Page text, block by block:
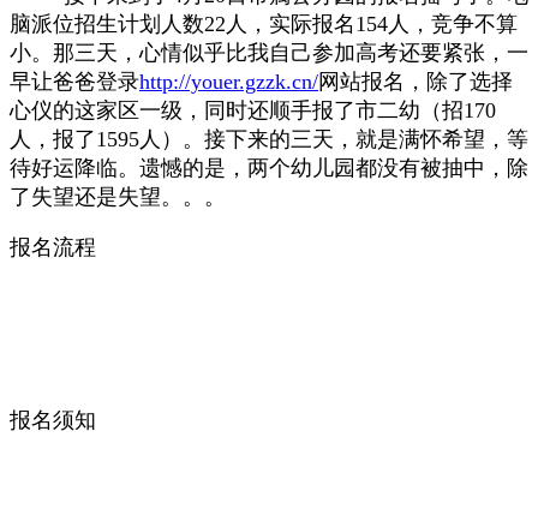
脑派位招生计划人数22人，实际报名 154人，竞争不算
小。那三天，心情似乎比我自己参加高考还要紧张，一
早让爸爸登录http://youer.gzzk.cn/网站报名，除了选择
心仪的这家区一级，同时还顺手报了市二幼（招170
人，报了1595人）。接下来的三天，就是满怀希望，等
待好运降临。遗憾的是，两个幼儿园都没有被抽中，除
了失望还是失望。。。
报名流程
报名须知